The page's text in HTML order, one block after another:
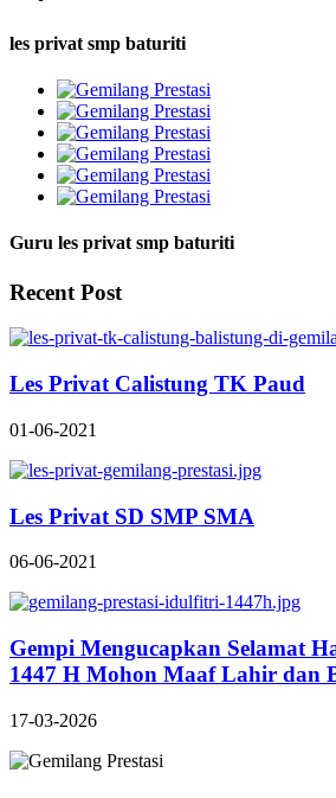
les privat smp baturiti
Guru les privat smp baturiti
Recent Post
Les Privat Calistung TK Paud
01-06-2021
Les Privat SD SMP SMA
06-06-2021
Gempi Mengucapkan Selamat
1447 H Mohon Maaf Lahir dan
17-03-2026